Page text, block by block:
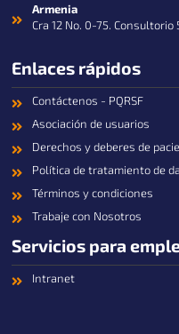
Armenia
Cra 12 No. 0-75. Consultorio
Enlaces rápidos
Contáctenos - PQRSF
Asociación de usuarios
Derechos y deberes de
Política de tratamiento de
Términos y condiciones
Trabaje con Nosotros
Servicios para
Intranet